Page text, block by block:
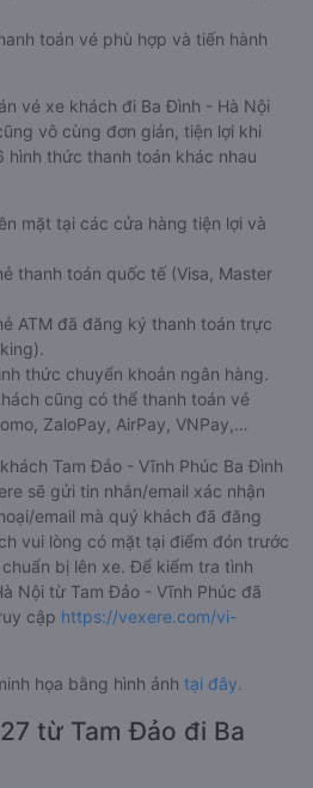
toán vé phù hợp và tiến hành
vé xe khách đi Ba Đình - Hà Nội
vô cùng đơn giản, tiện lợi khi
hình thức thanh toán khác nhau
mặt tại các cửa hàng tiện lợi và
thanh toán quốc tế (Visa, Master
ATM đã đăng ký thanh toán trực
thức chuyển khoản ngân hàng.
cũng có thể thanh toán vé
ZaloPay, AirPay, VNPay,…
Tam Đảo - Vĩnh Phúc Ba Đình
sẽ gửi tin nhắn/email xác nhận
email mà quý khách đã đăng
vui lòng có mặt tại điểm đón trước
bị lên xe. Để kiểm tra tình
Nội từ Tam Đảo - Vĩnh Phúc đã
cập https://vexere.com/vi-
họa bằng hình ảnh tại đây.
từ Tam Đảo đi Ba